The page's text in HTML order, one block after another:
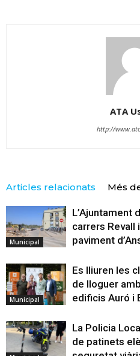
ATA
http://
Articles relacionats Més
Municipal
L’Ajuntament
carrers Revall
paviment
Municipal
Es lliuren les
de lloguer
edificis Auró i
La Policia
de patinets